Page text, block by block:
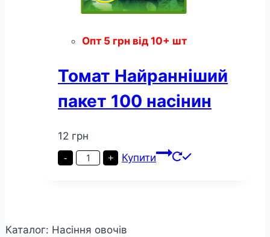
Опт 5 грн від 10+ шт
Томат Найранніший
пакет 100 насінин
12 грн
-
Томат
Найранніший
+ Купити
Каталог: Насіння овочів